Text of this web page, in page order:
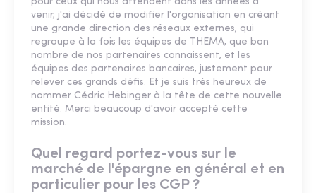
venir, j'ai décidé de modifier l'organisation en créant
une grande direction des réseaux externes, qui
regroupe à la fois les équipes de THEMA, que bon
nombre de nos partenaires connaissent, et les
équipes des partenaires bancaires, justement pour
relever ces grands défis. Et je suis très heureux de
nommer Cédric Hebinger à la tête de cette nouvelle
entité. Merci beaucoup d'avoir accepté cette
mission.
Quel regard portez-vous sur le
marché de l'épargne en général et en
particulier pour les CGP ?